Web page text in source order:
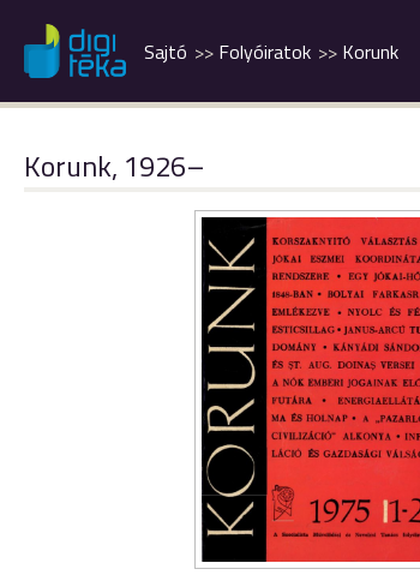
Korunk
Folyóiratok
Sajtó
Korunk, 1926–